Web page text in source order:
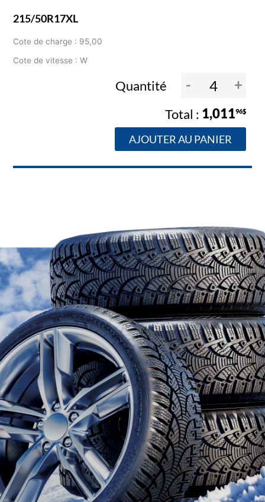
215/50R17XL
Cote de charge : 95,00
Cote de vitesse : W
Quantité - +
1,01196$
AJOUTER AU PANIER